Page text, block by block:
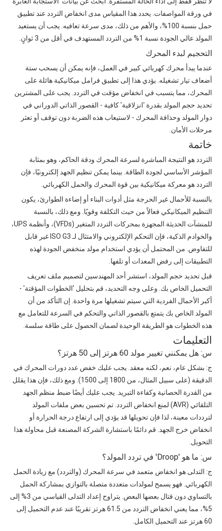
في ورقة المواصفات. يحدد هذا المقياس مدى انخفاض التردد عند تطبيق
حمل بنسبة 100%، والأهم من ذلك، مدى سرعة تعافيه. يجب أن يستعيد
المولد عالي الجودة نسبة 1% من التردد المستهدف في أقل من 3 ثوانٍ.
التحجيم لبدء المحرك
عندما يبدأ محرك كهربائي كبير في العمل، فإنه يمكن أن يسحب ستة
أضعاف تيار تشغيله. يؤدي هذا إلى تطبيق فرامل ميكانيكية هائلة على
المحرك، مما يتسبب في انخفاض مؤقت في التردد. يجب على المشترين
تحديد حجم المولد بقدرة 'انزلاقية' كافية - القصور الذاتي الدوراني في
دوار المولد وحذافة المحرك - لاستيعاب هذه الضربة دون توقف أو تعثر
مرحلات الأمان.
خاتمة
التردد هو النتيجة المباشرة لسرعة المحرك ودقة الحاكم، وهو بمثابة
المؤشر الأساسي لجودة الطاقة. بينما يمكن تنظيم الجهد إلكترونيًا، فإن
التردد هو معركة ميكانيكية بين قوة المحرك والحمل الكهربائي.
بالنسبة للأحمال غير الحرجة مثل أدوات البناء أو إضاءة الطوارئ، يكون
التنظيم الميكانيكي فعالاً من حيث التكلفة وقويًا. ومع ذلك، بالنسبة
للمنشآت الحديثة المجهزة بمحركات التردد المتغير (VFDs)، وأنظمة UPS،
والخوادم الذكية، فإن التحكم الإلكتروني والامتثال لـ ISO G3 غير قابل
للتفاوض. من المحتمل أن يؤدي استخدام مولد منخفض الجودة لهذه
التطبيقات إلى رفض المعدات أو تلفها.
قبل تحديد حجم المولد، استشر أحد المهندسين لتصميم ملف تعريف
التحميل الخاص بك. وعلى وجه التحديد، قم بتحليل 'الخطوات المؤقتة' -
أكبر الأحمال الفردية التي سيتم تشغيلها مرة واحدة. إن التأكد من أن
المولد الخاص بك يتمتع بالقصور الذاتي والتحكم في السرعة للتعامل مع
هذه الخطوات هو الطريقة الوحيدة لضمان الحصول على طاقة سلسة.
التعليمات
س: هل يمكنني تغيير مولد 60 هرتز إلى 50 هرتز؟
ج: بشكل عام، نعم، لكنه معقد. يجب عليك خفض عدد دورات المحرك في
الدقيقة (على سبيل المثال، من 1800 إلى 1500). ومع ذلك، فإن هذا يقلل
من القدرة الحصانية وكفاءة التبريد. يجب عليك أيضًا ضبط منظم الجهد
التلقائي (AVR) لمنع انخفاض التردد. تم تحسين بعض ملفات المولد
لترددات معينة، لذا فإن تحويلها قد يؤدي إلى ارتفاع درجة الحرارة أو
انخفاض خرج الجهد. قم دائمًا باستشارة الشركة المصنعة قبل محاولة هذا
التحويل.
س: ما هو 'Droop' في تردد المولد؟
ج: التدلى هو انخفاض متعمد في سرعة المحرك (والتردد) مع زيادة الحمل
الكهربائي. فهو يسمح لمولدات متعددة متصلة بالتوازي بمشاركة الحمل
بالتساوي دون قتال بعضها البعض. يتراوح إعداد التدلى القياسي من 3% إلى
5%، مما يعني انخفاض التردد من 61.5 هرتز تقريبًا عند عدم التحميل إلى
60 هرتز عند التحميل الكامل.